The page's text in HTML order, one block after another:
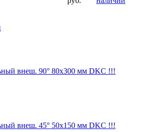
внеш. 90° 80х300 мм DKC !!!
внеш. 45° 50х150 мм DKC !!!